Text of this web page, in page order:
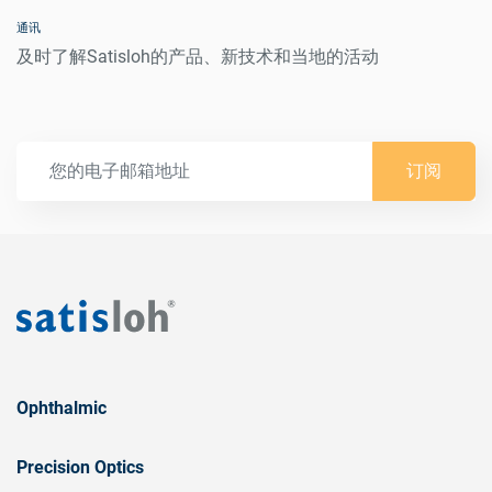
通讯
及时了解Satisloh的产品、新技术和当地的活动
订阅
Ophthalmic
Precision Optics